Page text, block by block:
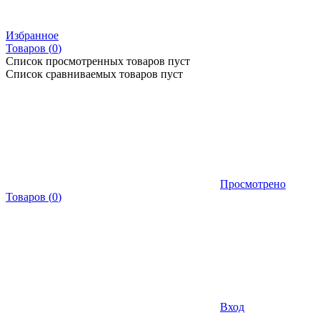
Избранное
Товаров (0)
Список просмотренных товаров пуст
Список сравниваемых товаров пуст
Просмотрено
Товаров (0)
Вход